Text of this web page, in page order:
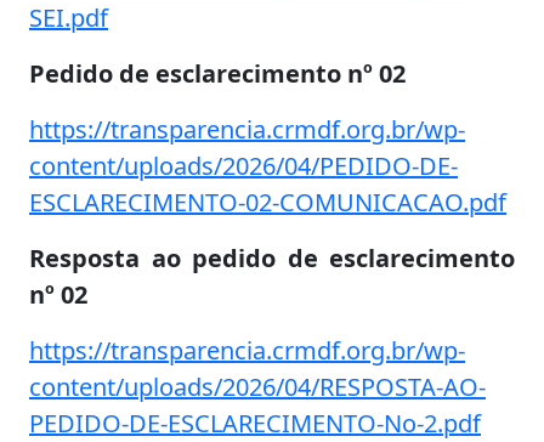
SEI.pdf
Pedido de esclarecimento nº 02
https://transparencia.crmdf.org.br/wp-
content/uploads/2026/04/PEDIDO-DE-
ESCLARECIMENTO-02-COMUNICACAO.pdf
Resposta ao pedido de esclarecimento
nº 02
https://transparencia.crmdf.org.br/wp-
content/uploads/2026/04/RESPOSTA-AO-
PEDIDO-DE-ESCLARECIMENTO-No-2.pdf